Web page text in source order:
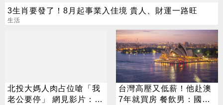
3生肖要發了！8月起事業入佳境 貴人、財運一路旺
生活
北投大媽人肉占位嗆「我
老公要停」 網見影片：難
台灣高壓又低薪！他赴澳
7年就買房 餐飲男：國外